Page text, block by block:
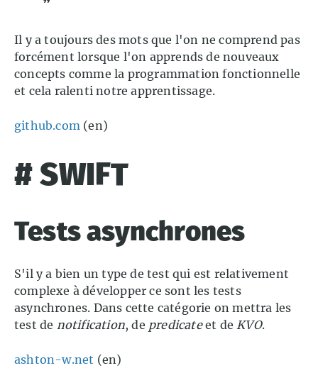
Il y a toujours des mots que l'on ne comprend pas
forcément lorsque l'on apprends de nouveaux
concepts comme la programmation fonctionnelle
et cela ralenti notre apprentissage.
github.com (en)
# SWIFT
Tests asynchrones
S'il y a bien un type de test qui est relativement
complexe à développer ce sont les tests
asynchrones. Dans cette catégorie on mettra les
test de notification, de predicateet de KVO.
ashton-w.net (en)